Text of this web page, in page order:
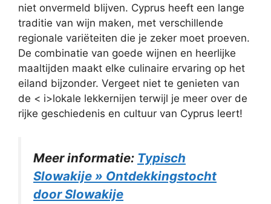
niet onvermeld blijven. Cyprus heeft een lange
traditie van wijn maken, met verschillende
regionale variëteiten die je zeker moet proeven.
De combinatie van goede wijnen en heerlijke
maaltijden maakt elke culinaire ervaring op het
eiland bijzonder. Vergeet niet te genieten van
de < i>lokale lekkernijen terwijl je meer over de
rijke geschiedenis en cultuur van Cyprus leert!
Meer informatie: Typisch
Slowakije » Ontdekkingstocht
door Slowakije